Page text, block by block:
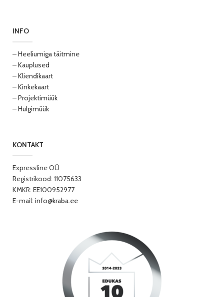
INFO
– Heeliumiga täitmine
– Kauplused
– Kliendikaart
– Kinkekaart
– Projektimüük
– Hulgimüük
KONTAKT
Expressline OÜ
Registrikood: 11075633
KMKR: EE100952977
E-mail: info@kraba.ee